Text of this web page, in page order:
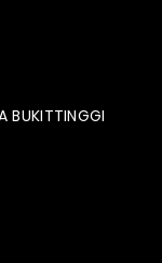
BUKITTINGGI